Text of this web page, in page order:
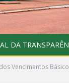
DA
dos Vencimentos